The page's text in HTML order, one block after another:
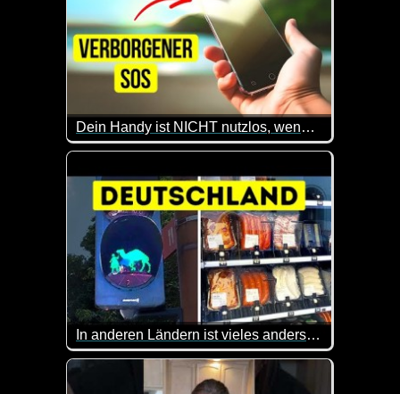
Dein Handy ist NICHT nutzlos, wenn du dich in der Wildnis verirrt hast
Wenn du mal auf einer einsamen Insel strandest,
In anderen Ländern ist vieles anders, sieh selbst
Andere Länder, andere Sitten. Diesen Satz